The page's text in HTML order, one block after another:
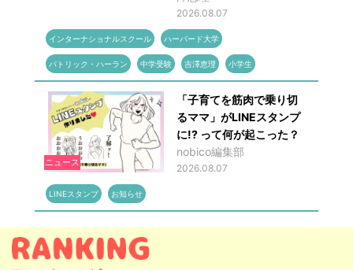
2026.08.07
インターナショナルスクール ハーバード大学
パトリック・ハーラン 中学受験 吉澤恵理 小学生
ニュース
「子育てを筋肉で乗り切
るママ」がLINEスタンプ
に!? って何が起こった？
nobico編集部
2026.08.07
LINEスタンプ お知らせ